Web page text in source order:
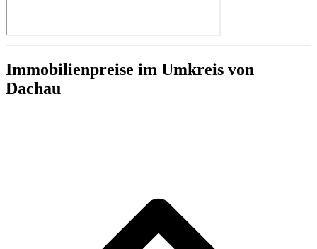
Immobilienpreise im Umkreis von
Dachau